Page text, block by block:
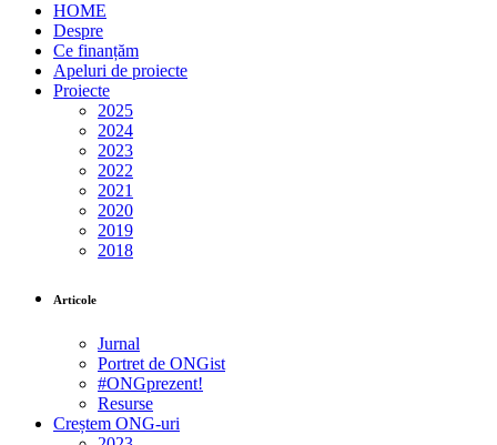
HOME
Despre
Ce finanțăm
Apeluri de proiecte
Proiecte
2025
2024
2023
2022
2021
2020
2019
2018
Articole
Jurnal
Portret de ONGist
#ONGprezent!
Resurse
Creștem ONG-uri